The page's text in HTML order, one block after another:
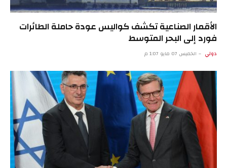
الأقمار الصناعية تكشف كواليس عودة حاملة الطائرات
فورد إلى البحر المتوسط
دولي الخميس 07 مايو 1:07 م